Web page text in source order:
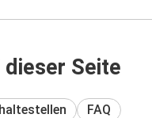
Seite
FAQ